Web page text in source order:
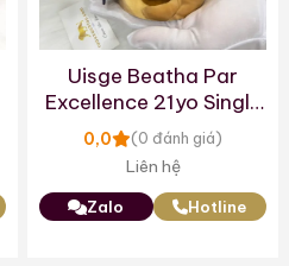
Uisge Beatha Par
Excellence 21yo Single
Malt Scotch Whisky
0,0 (0 đánh giá)
Liên hệ
Zalo Hotline